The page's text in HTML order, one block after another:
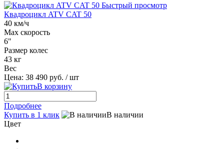
Быстрый просмотр
Квадроцикл ATV CAT 50
40 км/ч
Max скорость
6"
Размер колес
43 кг
Вес
Цена: 38 490 руб. / шт
В корзину
Подробнее
Купить в 1 клик
В наличии
Цвет